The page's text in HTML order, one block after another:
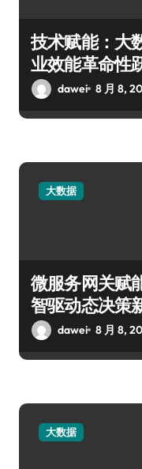
技术赋能：大
业效能革命性
dawei 8 月 8,
大数据
微服务网关赋
智驱动态决策
dawei 8 月 8,
大数据